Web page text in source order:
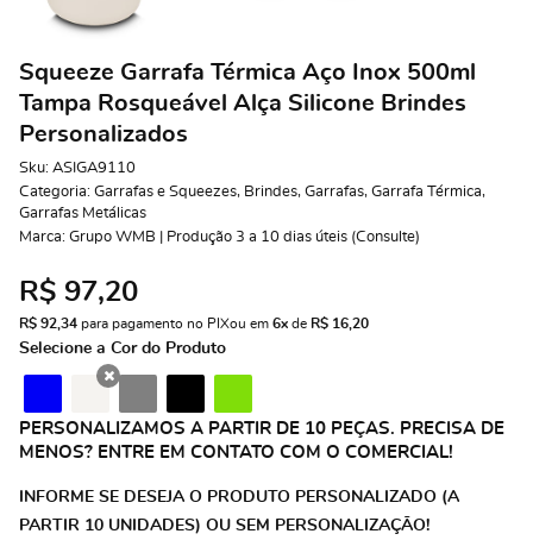
Squeeze Garrafa Térmica Aço Inox 500ml
Tampa Rosqueável Alça Silicone Brindes
Personalizados
Sku: ASIGA9110
Categoria: Garrafas e Squeezes, Brindes, Garrafas, Garrafa Térmica,
Garrafas Metálicas
Marca: Grupo WMB | Produção 3 a 10 dias úteis (Consulte)
R$ 97,20
R$ 92,34 para pagamento no PIXou em 6x de R$ 16,20
Selecione a Cor do Produto
PERSONALIZAMOS A PARTIR DE 10 PEÇAS. PRECISA DE
MENOS? ENTRE EM CONTATO COM O COMERCIAL!
INFORME SE DESEJA O PRODUTO PERSONALIZADO (A
PARTIR 10 UNIDADES) OU SEM PERSONALIZAÇÃO!